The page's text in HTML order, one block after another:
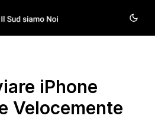
iPhone
Velocemente